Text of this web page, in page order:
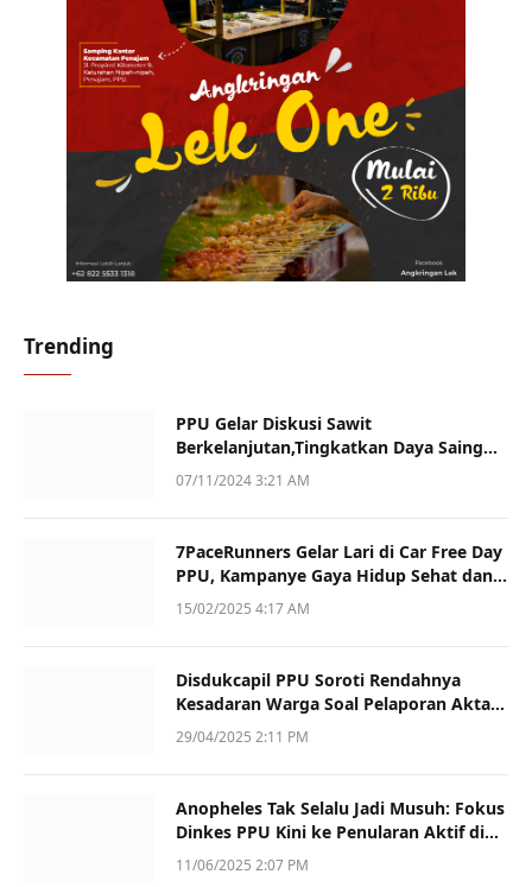
Trending
PPU Gelar Diskusi Sawit
Berkelanjutan,Tingkatkan Daya Saing
dan Kualitas
07/11/2024 3:21 AM
7PaceRunners Gelar Lari di Car Free Day
PPU, Kampanye Gaya Hidup Sehat dan
Dukung UMKM
15/02/2025 4:17 AM
Disdukcapil PPU Soroti Rendahnya
Kesadaran Warga Soal Pelaporan Akta
Kematian
29/04/2025 2:11 PM
Anopheles Tak Selalu Jadi Musuh: Fokus
Dinkes PPU Kini ke Penularan Aktif di
Sotek
11/06/2025 2:07 PM